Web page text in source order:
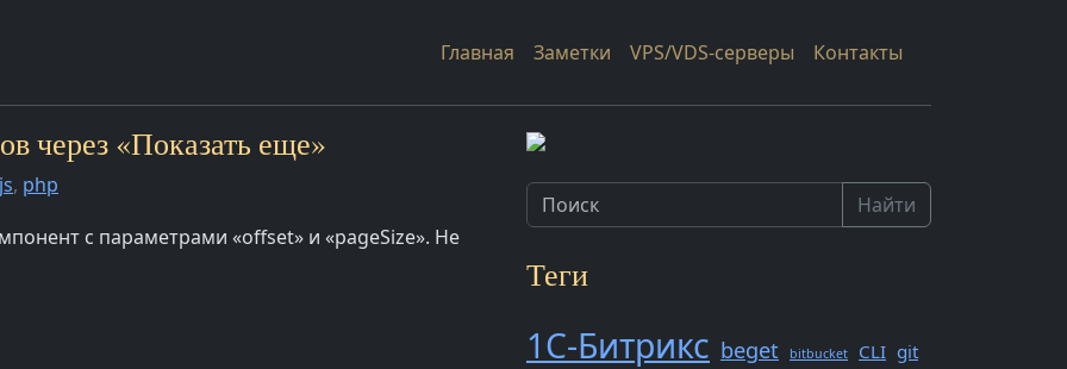
Главная Заметки VPS/VDS-серверы Контакты
через «Показать еще»
js, php
с параметрами «offset» и «pageSize». Не
Найти
Теги
1С-Битрикс beget bitbucket CLI git